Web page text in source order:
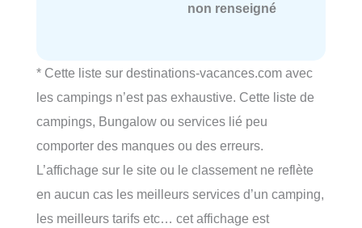
non renseigné
* Cette liste sur destinations-vacances.com avec
les campings n’est pas exhaustive. Cette liste de
campings, Bungalow ou services lié peu
comporter des manques ou des erreurs.
L’affichage sur le site ou le classement ne reflète
en aucun cas les meilleurs services d’un camping,
les meilleurs tarifs etc… cet affichage est